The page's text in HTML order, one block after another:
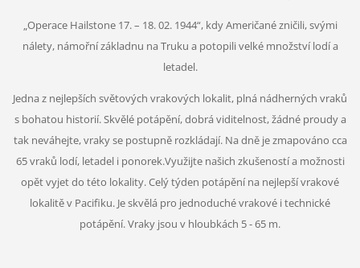
„Operace Hailstone 17. – 18. 02. 1944“, kdy Američané zničili, svými
nálety, námořní základnu na Truku a potopili velké množství lodí a
letadel.
Jedna z nejlepších světových vrakových lokalit, plná nádherných vraků
s bohatou historií. Skvělé potápění, dobrá viditelnost, žádné proudy a
tak neváhejte, vraky se postupně rozkládají. Na dně je zmapováno cca
65 vraků lodí, letadel i ponorek.Využijte našich zkušeností a možnosti
opět vyjet do této lokality.Celý týden potápění na nejlepší vrakové
lokalitě v Pacifiku. Je skvělá pro jednoduché vrakové i technické
potápění. Vraky jsou v hloubkách 5 - 65 m.